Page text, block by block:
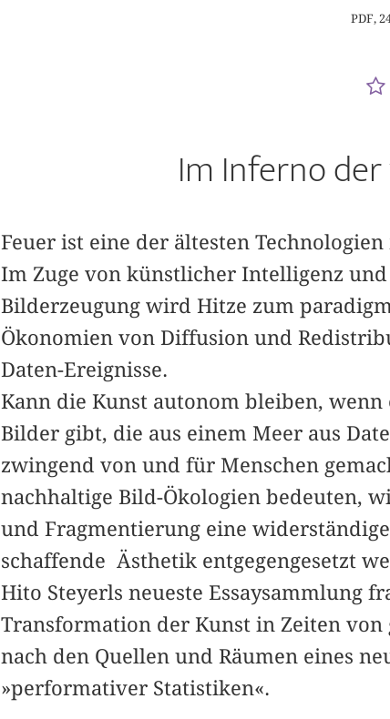
PDF,
Im Inferno
Feuer ist eine der ältesten
Im Zuge von künstlicher ­Intelligenz und
Bilderzeugung wird ­Hitze zum
Ökonomien von Diffusion und
Daten-­Ereignisse.
Kann die Kunst autonom bleiben,
Bilder gibt, die aus einem Meer aus
zwingend von und für Menschen
nachhaltige Bild-­Ökologien be­deuten,
und Fragmentierung eine
schaffende ­Ästhetik entgegengesetzt
Hito Steyerls neueste Essaysammlung
Transformation der Kunst in Zeiten
nach den Quellen und Räumen eines
»performativer Statistiken«.